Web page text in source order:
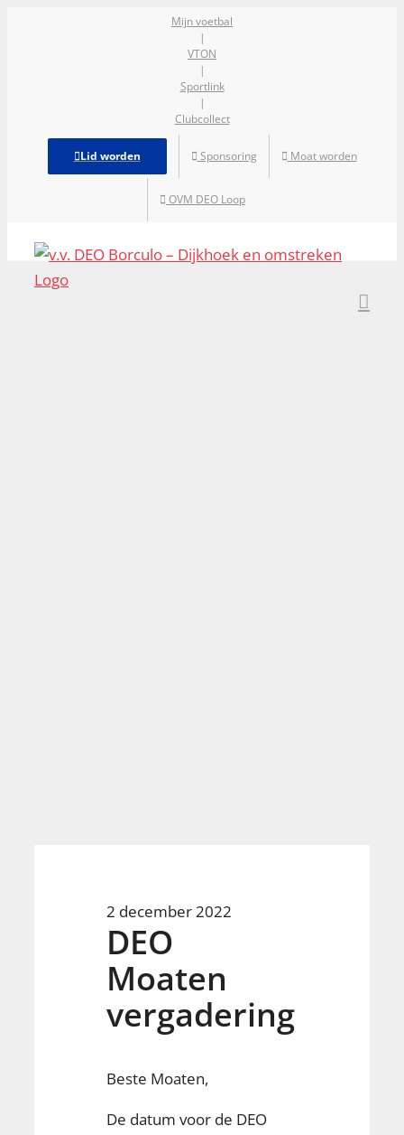
Mijn voetbal
|
VTON
|
Sportlink
|
Clubcollect
Lid worden Sponsoring Moat worden
OVM DEO Loop
2 december 2022
DEO
Moaten
vergadering
Beste Moaten,
De datum voor de DEO